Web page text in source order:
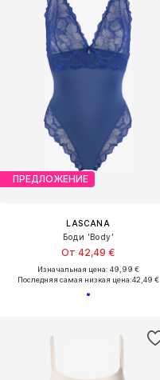
ПРЕДЛОЖЕНИЕ
LASCANA
Боди 'Body'
От 42,49 €
Изначальная цена: 49,99 €
Последняя самая низкая цена:42,49 €